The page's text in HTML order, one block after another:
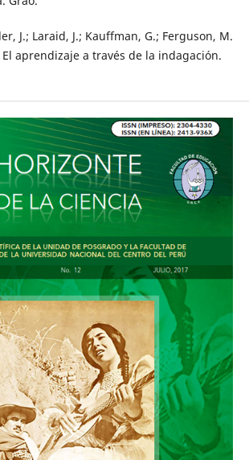
J.; Laraid, J.; Kauffman, G.; Ferguson, M.
aprendizaje a través de la indagación.